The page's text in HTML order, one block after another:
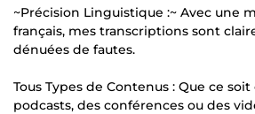
~Précision Linguistique :~ Avec une
français, mes transcriptions sont
dénuées de fautes.
Tous Types de Contenus : Que ce
podcasts, des conférences ou des